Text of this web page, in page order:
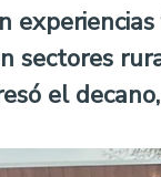
sectores
el